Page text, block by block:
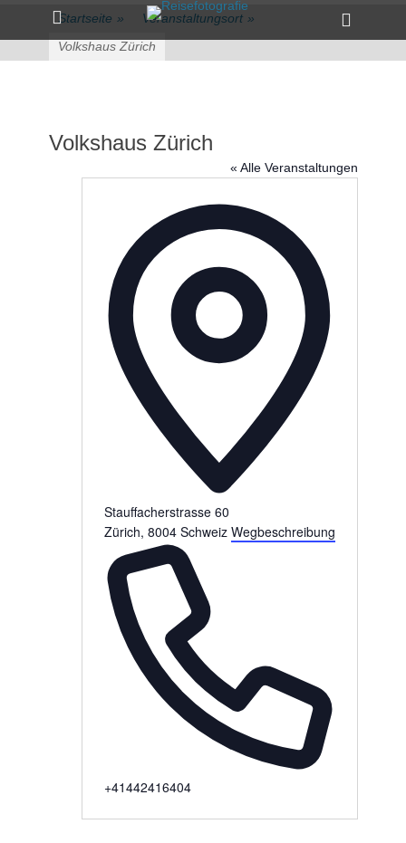
zum
Inhalt
überspringen
Primärmenü
Toggle
Startseite » Veranstaltungsort »
Volkshaus Zürich
Volkshaus Zürich
« Alle Veranstaltungen
Stauffacherstrasse 60
Zürich, 8004 Schweiz Wegbeschreibung
Telefon
+41442416404